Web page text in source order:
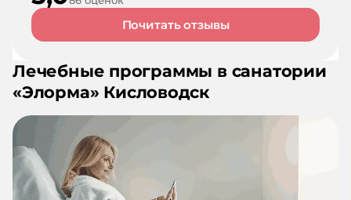
Почитать отзывы
Лечебные программы в санатории
«Элорма» Кисловодск